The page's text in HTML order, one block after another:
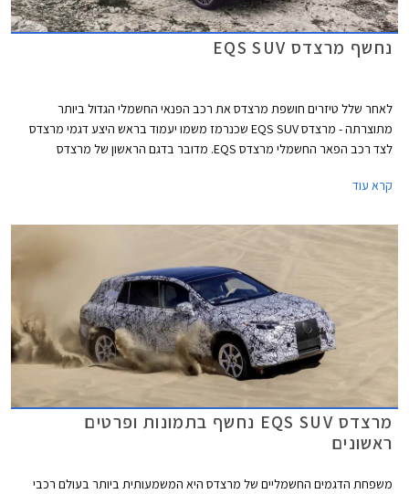
נחשף מרצדס EQS SUV
לאחר שלל טיזרים חושפת מרצדס את רכב הפנאי החשמלי הגדול ביותר
מתוצרתה - מרצדס EQS SUV שכנרמז משמו יעמוד בראש היצע דגמי מרצדס
לצד רכב הפאר החשמלי מרצדס EQS. מדובר בדגם הראשון של מרצדס
פליטות פחמן בתהליך הייצור והשימוש ברכב.
קרא עוד
מרצדס EQS SUV נחשף בתמונות ופרטים
ראשונים
משפחת הדגמים החשמליים של מרצדס היא המשמעותית ביותר בעולם רכבי